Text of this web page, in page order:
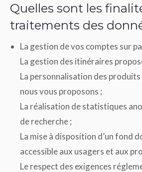
Quelles sont les
traitements des
La gestion de vos comptes sur
La gestion des itinéraires
La personnalisation des
nous vous proposons ;
La réalisation de statistiques
de recherche ;
La mise à disposition d’un fond
accessible aux usagers et aux
Le respect des exigences